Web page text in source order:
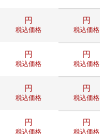
円
税込価格
円
税込価格
円
税込価格
円
税込価格
円
税込価格
円
税込価格
円
税込価格
円
税込価格